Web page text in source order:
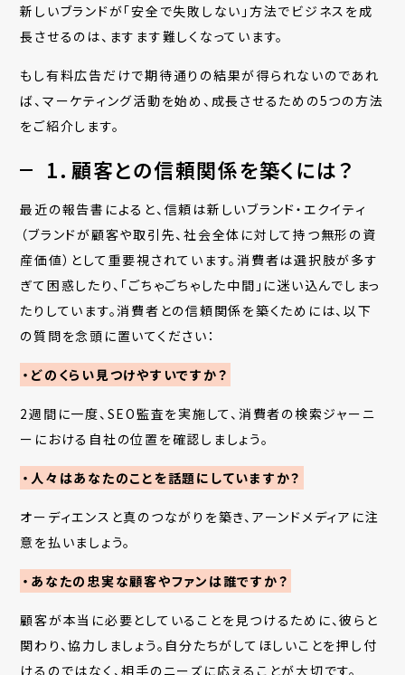
新しいブランドが「安全で失敗しない」方法でビジネスを成
長させるのは、ますます難しくなっています。
もし有料広告だけで期待通りの結果が得られないのであれ
ば、マーケティング活動を始め、成長させるための5つの方法
をご紹介します。
1．顧客との信頼関係を築くには？
最近の報告書によると、信頼は新しいブランド・エクイティ
（ブランドが顧客や取引先、社会全体に対して持つ無形の資
産価値）として重要視されています。消費者は選択肢が多す
ぎて困惑したり、「ごちゃごちゃした中間」に迷い込んでしまっ
たりしています。消費者との信頼関係を築くためには、以下
の質問を念頭に置いてください：
・どのくらい見つけやすいですか？
2週間に一度、 SEO監査を実施して、消費者の検索ジャーニ
ーにおける自社の位置を確認しましょう。
・人々はあなたのことを話題にしていますか？
オーディエンスと真のつながりを築き、アーンドメディアに注
意を払いましょう。
・あなたの忠実な顧客やファンは誰ですか？
顧客が本当に必要としていることを見つけるために、彼らと
関わり、協力しましょう。自分たちがしてほしいことを押し付
けるのではなく、相手のニーズに応えることが大切です。